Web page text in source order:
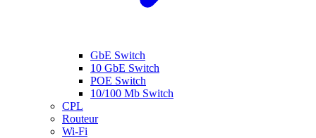
GbE Switch
10 GbE Switch
POE Switch
10/100 Mb Switch
CPL
Routeur
Wi-Fi